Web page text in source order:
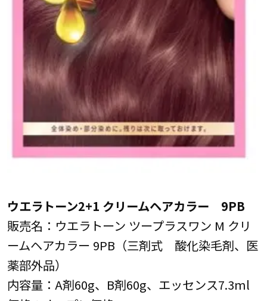
ウエラトーン2+1 クリームヘアカラー 9PB
販売名：ウエラトーン ツープラスワン M クリ
ームヘアカラー 9PB（三剤式 酸化染毛剤、医
薬部外品）
内容量：A剤60g、B剤60g、エッセンス7.3ml